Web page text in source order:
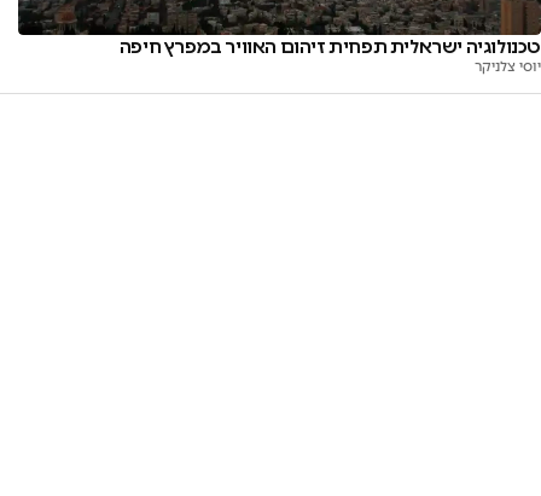
טכנולוגיה ישראלית תפחית זיהום האוויר במפרץ חיפה
יוסי צלניקר